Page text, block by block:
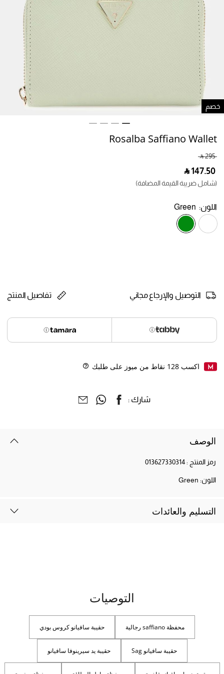
Rosalba Saffiano Wallet
‎ ⃁ ⁦295⁩ ‎
‎ ⃁ ⁦147.50⁩ ‎
(شامل ضريبة القيمة المضافة)
اللون:Green
التوصيل والإرجاع مجاني تفاصيل المنتج
اكسب128نقاط من ميوز على طلبك
شارك :
الوصف
رمز المنتج : 013627330314
اللون:Green
التسليم والعائدات
التوصيات
محفظة saffiano رجالية حقيبة سافيانو كروس بودي
حقيبة سافيانو Sag حقيبة يد سيرينوفا سافيانو